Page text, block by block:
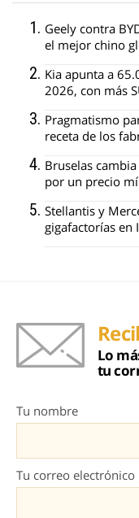
Geely contra
el mejor chino
Kia apunta a
2026, con más
Pragmatismo
receta de los
Bruselas
por un precio
Stellantis y
gigafactorías en
Lo
tu
Tu nombre
Tu correo electrónico